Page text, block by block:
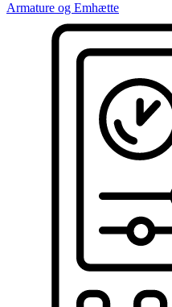
Armature og Emhætte